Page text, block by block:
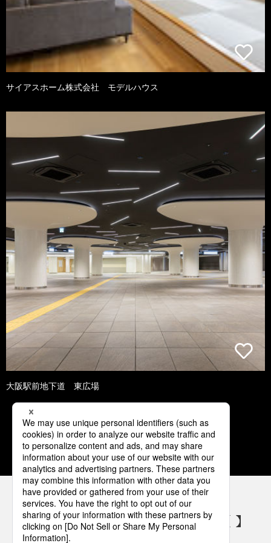
サイアスホーム株式会社 モデルハウス
大阪駅前地下道 東広場
1 2 3 4 5
パナソニックの電気設備 SNSアカウント